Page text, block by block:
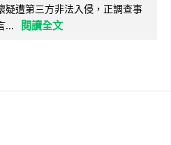
疑遭第三方非法入侵，正調查事
...
閱讀全文